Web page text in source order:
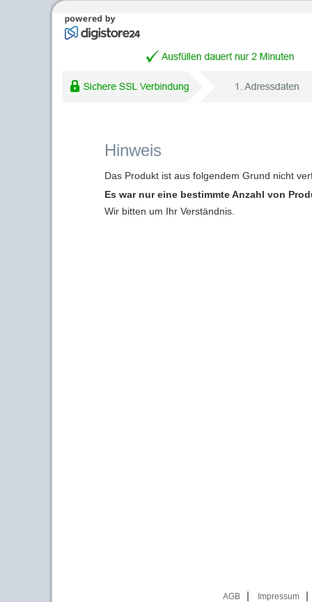
Hinweis
Das Produkt ist aus folgendem Grund nicht
Es war nur eine bestimmte Anzahl von
Wir bitten um Ihr Verständnis.
AGB
Impressum